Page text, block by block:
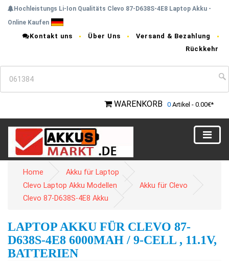
Hochleistungs Li-Ion Qualitäts Clevo 87-D638S-4E8 Laptop Akku -
Online Kaufen
Kontakt uns Über Uns
Versand & Bezahlung
Rückkehr
WARENKORB 0 Artikel - 0.00€*
Home
Akku für Laptop
Clevo Laptop Akku Modellen
Akku für Clevo
Clevo 87-D638S-4E8 Akku
LAPTOP AKKU FÜR CLEVO 87-
D638S-4E8 6000MAH / 9-CELL , 11.1V,
BATTERIEN